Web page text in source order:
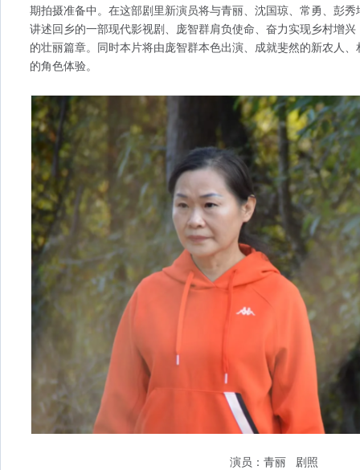
期拍摄准备中。在这部剧里新演员将与青丽、沈国琼、常勇、彭
讲述回乡的一部现代影视剧、庞智群肩负使命、奋力实现乡村增
的壮丽篇章。同时本片将由庞智群本色出演、成就斐然的新农人
的角色体验。
演员：青丽 剧照